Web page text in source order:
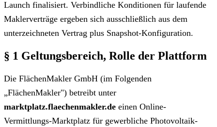
Launch finalisiert. Verbindliche Konditionen für laufende
Maklerverträge ergeben sich ausschließlich aus dem
unterzeichneten Vertrag plus Snapshot-Konfiguration.
§ 1 Geltungsbereich, Rolle der Plattform
Die FlächenMakler GmbH (im Folgenden
„FlächenMakler") betreibt unter
marktplatz.flaechenmakler.de einen Online-
Vermittlungs-Marktplatz für gewerbliche Photovoltaik-